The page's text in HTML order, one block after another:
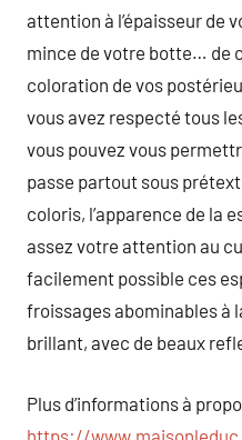
attention à l’épaisseur de
mince de votre botte… de
coloration de vos
vous avez respecté tous
vous pouvez vous
passe partout sous
coloris, l’apparence de la
assez votre attention au
facilement possible ces
froissages abominables à
brillant, avec de beaux
Plus d’informations à
https://